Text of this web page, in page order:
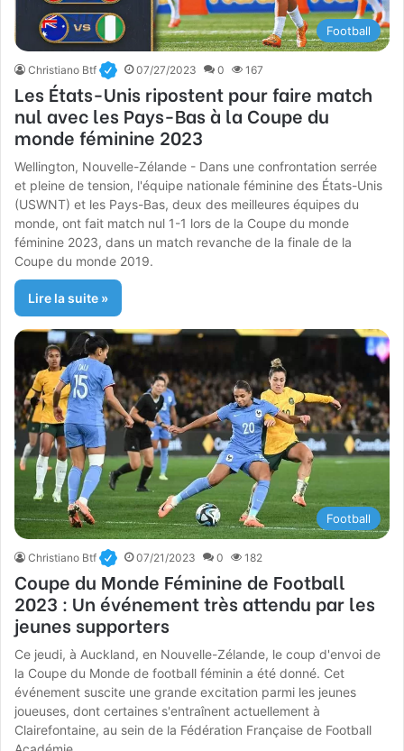
Football
Christiano Btf 07/27/2023 0 167
Les États-Unis ripostent pour faire match
nul avec les Pays-Bas à la Coupe du
monde féminine 2023
Wellington, Nouvelle-Zélande - Dans une confrontation serrée
et pleine de tension, l'équipe nationale féminine des États-Unis
(USWNT) et les Pays-Bas, deux des meilleures équipes du
monde, ont fait match nul 1-1 lors de la Coupe du monde
féminine 2023, dans un match revanche de la finale de la
Coupe du monde 2019.
Lire la suite »
Football
Christiano Btf 07/21/2023 0 182
Coupe du Monde Féminine de Football
2023 : Un événement très attendu par les
jeunes supporters
Ce jeudi, à Auckland, en Nouvelle-Zélande, le coup d'envoi de
la Coupe du Monde de football féminin a été donné. Cet
événement suscite une grande excitation parmi les jeunes
joueuses, dont certaines s'entraînent actuellement à
Clairefontaine, au sein de la Fédération Française de Football